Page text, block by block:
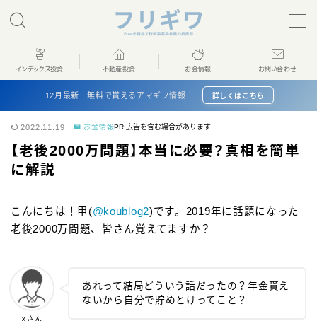
MENU
ホーム
不動産投資
お金情報
お問い合わせ
インデックス投資 不動産投資 お金情報 お問い合わせ
12月最新｜無料で貰えるアマギフ情報！ 詳しくはこちら
2022.11.19 お金情報PR:広告を含む場合があります
【老後2000万問題】本当に必要？真相を簡単
に解説
こんにちは！甲(@koublog2)です。2019年に話題になった
老後2000万問題、皆さん覚えてますか？
Xさん
あれって結局どういう話だったの？年金貰え
ないから自分で貯めとけってこと？